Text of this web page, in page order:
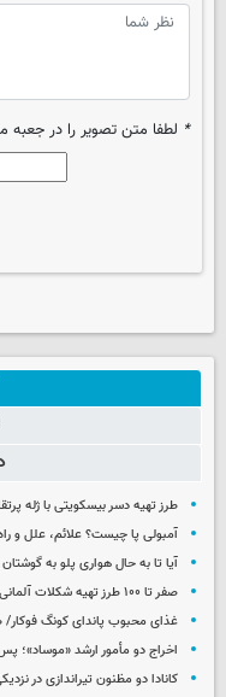
* لطفا متن تصویر را در جعبه
طرز تهیه دسر بیسکویتی با ژله
آمبولی پا چیست؟ علائم، علل و
آیا تا به حال هواری پلو به
صفر تا ۱۰۰ طرز تهیه شکلات آلمانی
غذای محبوب پاندای کونگ فوکار/
اخراج دو مأمور ارشد «موساد»؛
کانادا دو مظنون تیراندازی در